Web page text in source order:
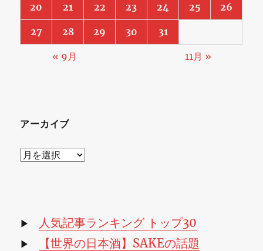
20 21 22 23 24 25 26
27 28 29 30 31
« 9月 11月 »
アーカイブ
ア
ブ
▶ 人気記事ランキング トップ30
▶ 【世界の日本酒】SAKEの話題